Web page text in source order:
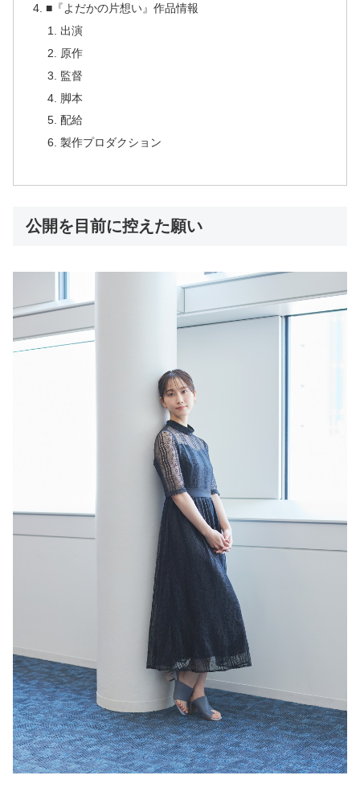
■『よだかの片想い』作品情報
出演
原作
監督
脚本
配給
製作プロダクション
公開を目前に控えた願い